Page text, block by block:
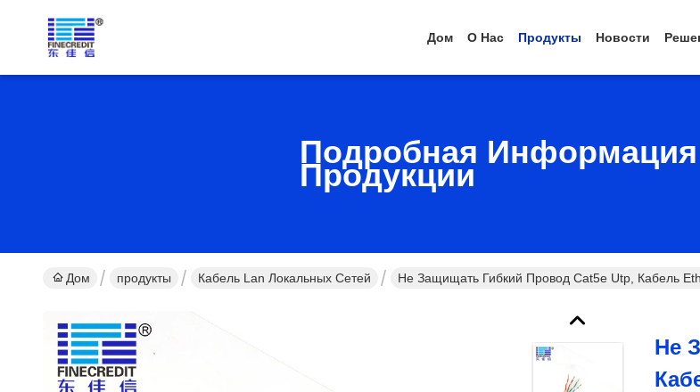
Дом О Нас Продукты Новости
Подробная
Продукции
Дом продукты Кабель Lan Локальных Сетей Не Защищать Гибкий Провод Cat5e Utp, Кабель
Не